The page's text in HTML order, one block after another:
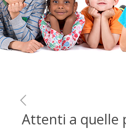
Attenti a quelle